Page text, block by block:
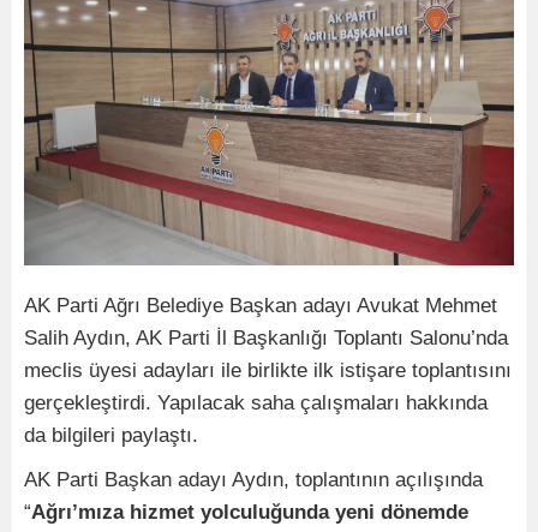
AK Parti Ağrı Belediye Başkan adayı Avukat Mehmet
Salih Aydın, AK Parti İl Başkanlığı Toplantı Salonu’nda
meclis üyesi adayları ile birlikte ilk istişare toplantısını
gerçekleştirdi. Yapılacak saha çalışmaları hakkında
da bilgileri paylaştı.
AK Parti Başkan adayı Aydın, toplantının açılışında
“Ağrı’mıza hizmet yolculuğunda yeni dönemde